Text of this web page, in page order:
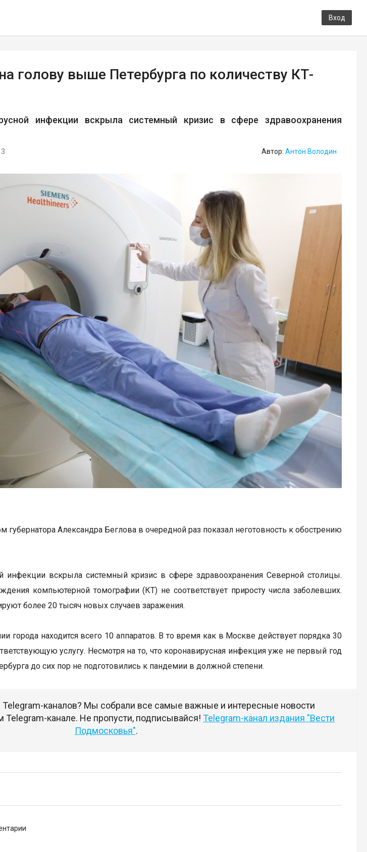
Вход
голову выше Петербурга по количеству КТ-
инфекции вскрыла системный кризис в сфере здравоохранения
Автор: Антон Володин
губернатора Александра Беглова в очередной раз показал неготовность к обострению
инфекции вскрыла системный кризис в сфере здравоохранения Северной столицы.
компьютерной томографии (КТ) не соответствует приросту числа заболевших.
более 20 тысяч новых случаев заражения.
города находится всего 10 аппаратов. В то время как в Москве действует порядка 30
услугу. Несмотря на то, что коронавирусная инфекция уже не первый год
до сих пор не подготовились к пандемии в должной степени.
Telegram-каналов? Мы собрали все самые важные и интересные новости
Telegram-канале. Не пропусти, подписывайся! Telegram-канал издания "Вести
Подмосковья".